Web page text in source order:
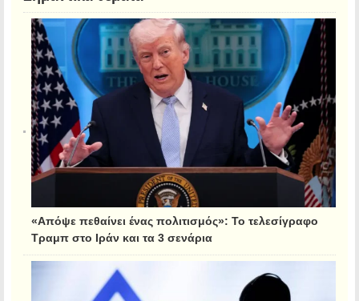
«Απόψε πεθαίνει ένας πολιτισμός»: Το τελεσίγραφο
Τραμπ στο Ιράν και τα 3 σενάρια